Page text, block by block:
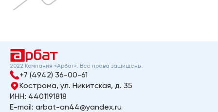
2022 Компания «Арбат». Все права защищены.
+7 (4942) 36-00-61
Кострома, ул. Никитская, д. 35
ИНН: 4401191818
E-mail: arbat-an44@yandex.ru